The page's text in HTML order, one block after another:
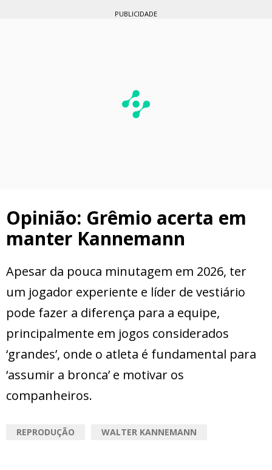
PUBLICIDADE
Opinião: Grêmio acerta em
manter Kannemann
Apesar da pouca minutagem em 2026, ter
um jogador experiente e líder de vestiário
pode fazer a diferença para a equipe,
principalmente em jogos considerados
‘grandes’, onde o atleta é fundamental para
‘assumir a bronca’ e motivar os
companheiros.
REPRODUÇÃO WALTER KANNEMANN